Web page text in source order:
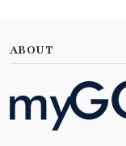
ABOUT